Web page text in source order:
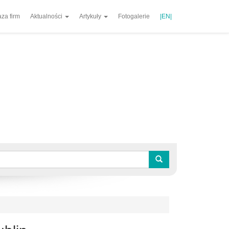
firm Aktualności Artykuły Fotogalerie |EN|